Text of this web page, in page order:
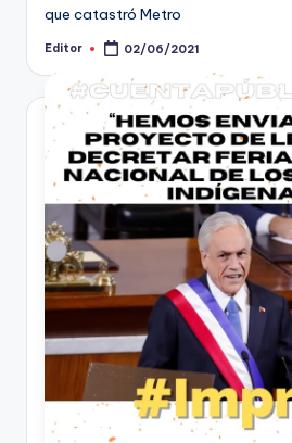
que catastró Metro
Publicado
Editor 02/06/2021